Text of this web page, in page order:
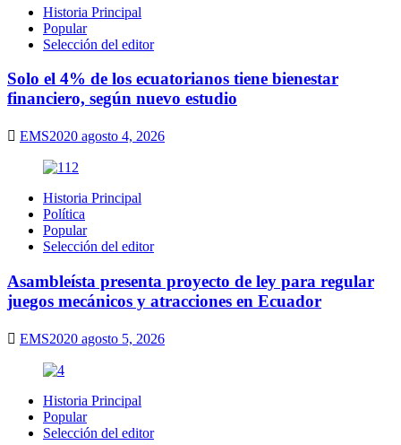
Historia Principal
Popular
Selección del editor
Solo el 4% de los ecuatorianos tiene bienestar
financiero, según nuevo estudio
EMS2020 agosto 4, 2026
Historia Principal
Política
Popular
Selección del editor
Asambleísta presenta proyecto de ley para regular
juegos mecánicos y atracciones en Ecuador
EMS2020 agosto 5, 2026
Historia Principal
Popular
Selección del editor